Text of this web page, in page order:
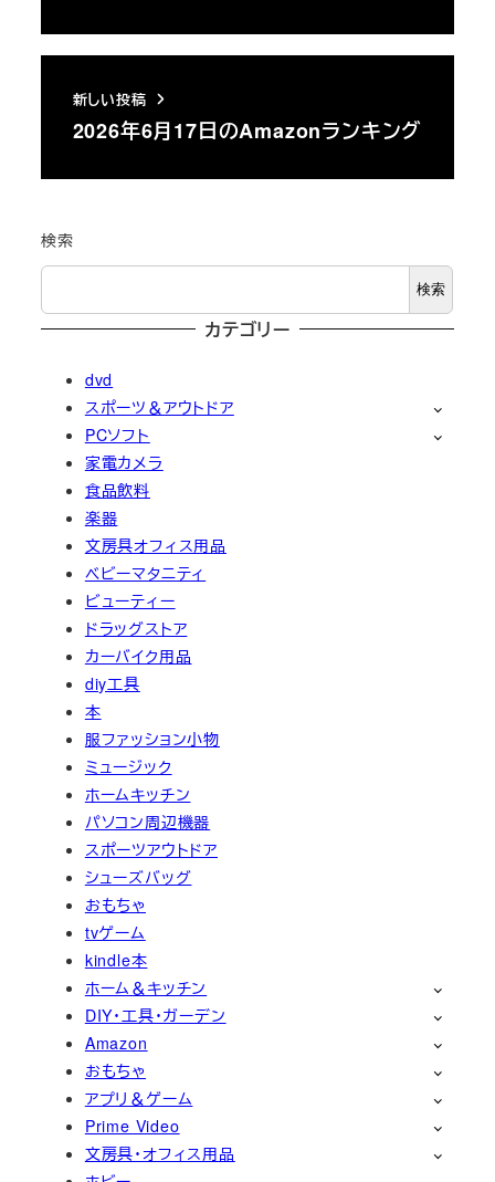
新しい投稿
2026年6月17日のAmazonランキング
検索
検索
カテゴリー
dvd
スポーツ＆アウトドア
PCソフト
家電カメラ
食品飲料
楽器
文房具オフィス用品
ベビーマタニティ
ビューティー
ドラッグストア
カーバイク用品
diy工具
本
服ファッション小物
ミュージック
ホームキッチン
パソコン周辺機器
スポーツアウトドア
シューズバッグ
おもちゃ
tvゲーム
kindle本
ホーム＆キッチン
DIY・工具・ガーデン
Amazon
おもちゃ
アプリ＆ゲーム
Prime Video
文房具・オフィス用品